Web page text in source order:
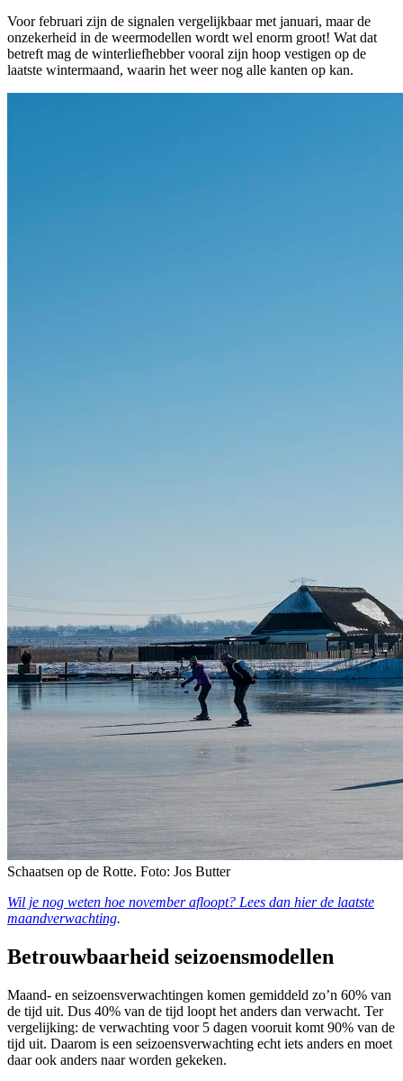
Voor februari zijn de signalen vergelijkbaar met januari, maar de
onzekerheid in de weermodellen wordt wel enorm groot! Wat dat
betreft mag de winterliefhebber vooral zijn hoop vestigen op de
laatste wintermaand, waarin het weer nog alle kanten op kan.
Schaatsen op de Rotte. Foto: Jos Butter
Wil je nog weten hoe november afloopt? Lees dan hier de laatste
maandverwachting.
Betrouwbaarheid seizoensmodellen
Maand- en seizoensverwachtingen komen gemiddeld zo’n 60% van
de tijd uit. Dus 40% van de tijd loopt het anders dan verwacht. Ter
vergelijking: de verwachting voor 5 dagen vooruit komt 90% van de
tijd uit. Daarom is een seizoensverwachting echt iets anders en moet
daar ook anders naar worden gekeken.